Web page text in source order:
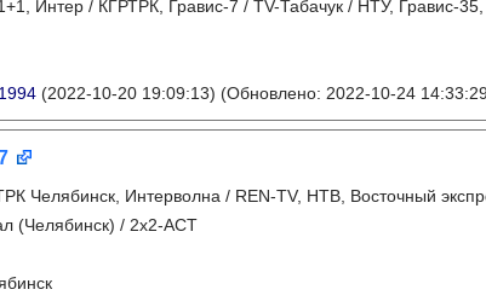
Интер / КГРТРК, Гравис-7 / TV-Табачук / НТУ, Гравис-
(2022-10-20 19:09:13) (Обновлено: 2022-10-24
Челябинск, Интерволна / REN-TV, НТВ, Восточный
(Челябинск) / 2х2-АСТ